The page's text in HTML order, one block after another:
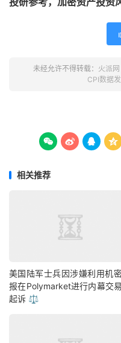
未经允许不得转载： 火派网
CPI数据
   
相关推荐
美国陆军士兵因涉嫌利用机
报在Polymarket进行内幕交
起诉 ⚖️